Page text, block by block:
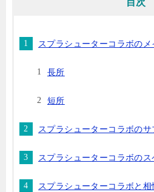
目次
スプラシューターコラボの
長所
短所
スプラシューターコラボのサ
スプラシューターコラボの
スプラシューターコラボと相